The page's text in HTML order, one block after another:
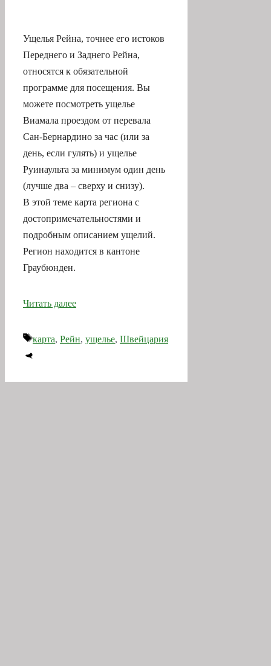
Ущелья Рейна, точнее его истоков
Переднего и Заднего Рейна,
относятся к обязательной
программе для посещения. Вы
можете посмотреть ущелье
Виамала проездом от перевала
Сан-Бернардино за час (или за
день, если гулять) и ущелье
Руинаульта за минимум один день
(лучше два – сверху и снизу).
В этой теме карта региона с
достопримечательностями и
подробным описанием ущелий.
Регион находится в кантоне
Граубюнден.
Читать далее
Метки
карта, Рейн, ущелье, Швейцария